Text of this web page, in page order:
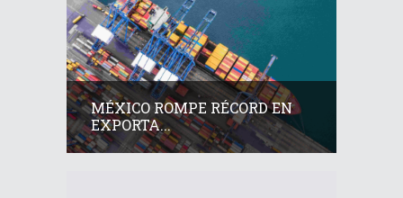
MÉXICO ROMPE RÉCORD EN
EXPORTA...